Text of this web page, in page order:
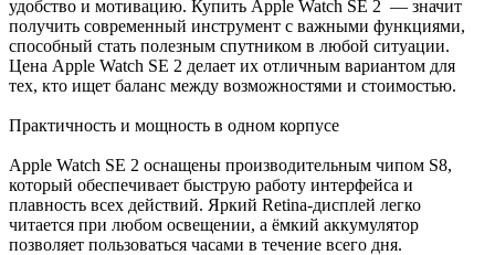
удобство и мотивацию. Купить Apple Watch SE 2 — значит
получить современный инструмент с важными функциями,
способный стать полезным спутником в любой ситуации.
Цена Apple Watch SE 2 делает их отличным вариантом для
тех, кто ищет баланс между возможностями и стоимостью.
Практичность и мощность в одном корпусе
Apple Watch SE 2 оснащены производительным чипом S8,
который обеспечивает быструю работу интерфейса и
плавность всех действий. Яркий Retina-дисплей легко
читается при любом освещении, а ёмкий аккумулятор
позволяет пользоваться часами в течение всего дня.